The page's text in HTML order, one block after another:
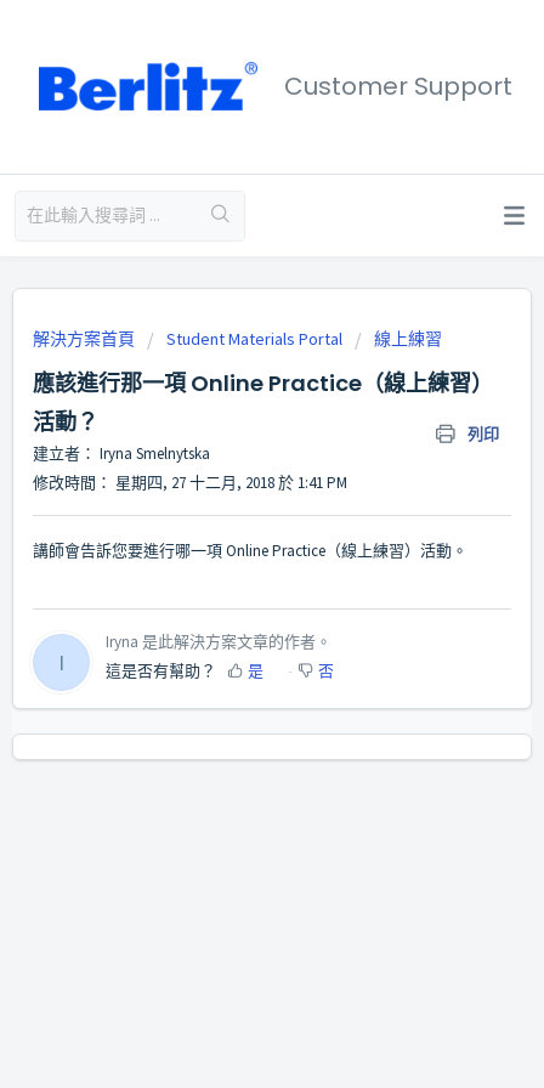
Customer Support
解決方案首頁 Student Materials Portal 線上練習
應該進行那一項 Online Practice（線上練習）
活動？
列印
建立者： Iryna Smelnytska
修改時間： 星期四, 27 十二月, 2018 於 1:41 PM
講師會告訴您要進行哪一項 Online Practice（線上練習）活動。
I
Iryna 是此解決方案文章的作者。
這是否有幫助？
是 否